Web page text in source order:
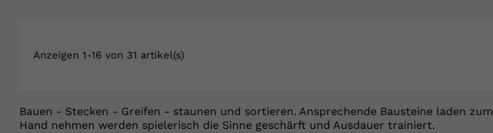
Anzeigen 1-16 von 31 artikel(s)
Bauen - Stecken - Greifen - staunen und sortieren. Ansprechende Bausteine laden
Hand nehmen werden spielerisch die Sinne geschärft und Ausdauer trainiert.